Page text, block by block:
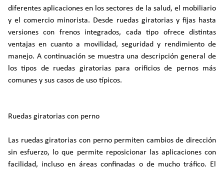
diferentes aplicaciones en los sectores de la salud, el mobiliario
y el comercio minorista. Desde ruedas giratorias y fijas hasta
versiones con frenos integrados, cada tipo ofrece distintas
ventajas en cuanto a movilidad, seguridad y rendimiento de
manejo. A continuación se muestra una descripción general de
los tipos de ruedas giratorias para orificios de pernos más
comunes y sus casos de uso típicos.
Ruedas giratorias con perno
Las ruedas giratorias con perno permiten cambios de dirección
sin esfuerzo, lo que permite reposicionar las aplicaciones con
facilidad, incluso en áreas confinadas o de mucho tráfico. El